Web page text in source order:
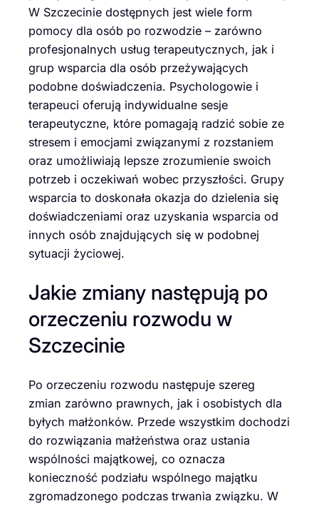
W Szczecinie dostępnych jest wiele form
pomocy dla osób po rozwodzie – zarówno
profesjonalnych usług terapeutycznych, jak i
grup wsparcia dla osób przeżywających
podobne doświadczenia. Psychologowie i
terapeuci oferują indywidualne sesje
terapeutyczne, które pomagają radzić sobie ze
stresem i emocjami związanymi z rozstaniem
oraz umożliwiają lepsze zrozumienie swoich
potrzeb i oczekiwań wobec przyszłości. Grupy
wsparcia to doskonała okazja do dzielenia się
doświadczeniami oraz uzyskania wsparcia od
innych osób znajdujących się w podobnej
sytuacji życiowej.
Jakie zmiany następują po
orzeczeniu rozwodu w
Szczecinie
Po orzeczeniu rozwodu następuje szereg
zmian zarówno prawnych, jak i osobistych dla
byłych małżonków. Przede wszystkim dochodzi
do rozwiązania małżeństwa oraz ustania
wspólności majątkowej, co oznacza
konieczność podziału wspólnego majątku
zgromadzonego podczas trwania związku. W